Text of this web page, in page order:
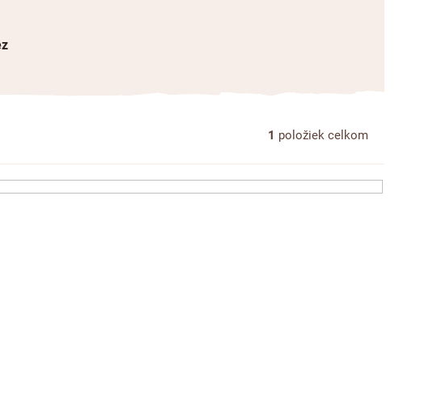
1 položiek celkom